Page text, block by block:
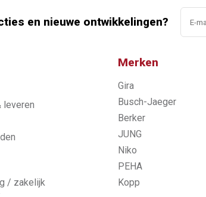
en nieuwe ontwikkelingen?
leveren
/ zakelijk
Merken
Gira
Busch-Jaeger
Berker
JUNG
Niko
PEHA
Kopp